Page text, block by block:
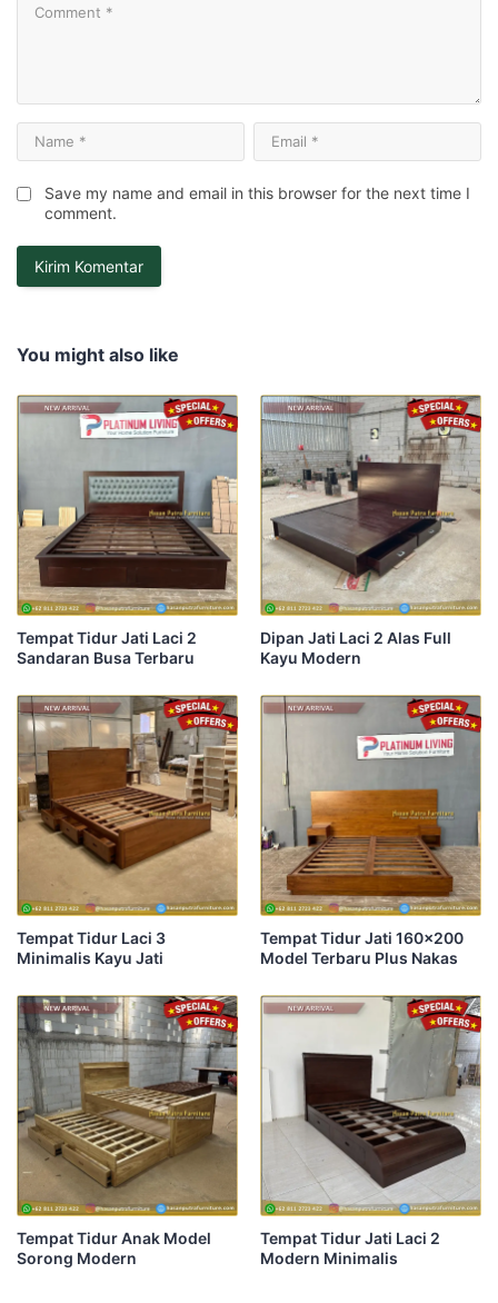
Save my name and email in this browser for the next time I
comment.
You might also like
Tempat Tidur Jati Laci 2
Sandaran Busa Terbaru
Dipan Jati Laci 2 Alas Full
Kayu Modern
Tempat Tidur Laci 3
Minimalis Kayu Jati
Tempat Tidur Jati 160×200
Model Terbaru Plus Nakas
Tempat Tidur Anak Model
Sorong Modern
Tempat Tidur Jati Laci 2
Modern Minimalis